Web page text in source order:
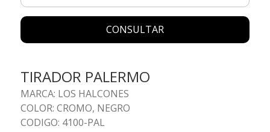
CONSULTAR
TIRADOR PALERMO
MARCA: LOS HALCONES
COLOR: CROMO, NEGRO
CODIGO: 4100-PAL